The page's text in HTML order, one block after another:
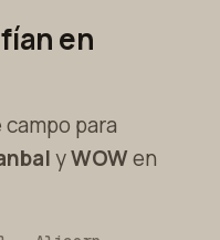
en
para
yWOWen